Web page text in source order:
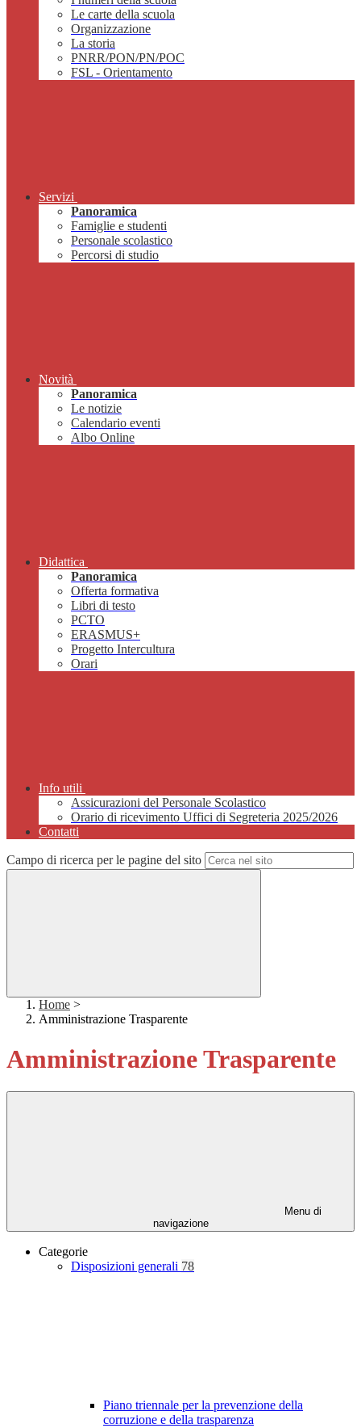
Le carte della scuola
Organizzazione
La storia
PNRR/PON/PN/POC
FSL - Orientamento
Servizi
Panoramica
Famiglie e studenti
Personale scolastico
Percorsi di studio
Novità
Panoramica
Le notizie
Calendario eventi
Albo Online
Didattica
Panoramica
Offerta formativa
Libri di testo
PCTO
ERASMUS+
Progetto Intercultura
Orari
Info utili
Assicurazioni del Personale Scolastico
Orario di ricevimento Uffici di Segreteria 2025/2026
Contatti
Campo di ricerca per le pagine del sito
Home >
Amministrazione Trasparente
Amministrazione Trasparente
Menu di
navigazione
Categorie
Disposizioni generali 78
Piano triennale per la prevenzione della
corruzione e della trasparenza